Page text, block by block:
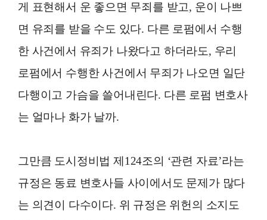
게 표현해서 운 좋으면 무죄를 받고, 운이 나쁘
면 유죄를 받을 수도 있다. 다른 로펌에서 수행
한 사건에서 유죄가 나왔다고 하더라도, 우리
로펌에서 수행한 사건에서 무죄가 나오면 일단
다행이고 가슴을 쓸어내린다. 다른 로펌 변호사
는 얼마나 화가 날까.
그만큼 도시정비법 제124조의 ‘관련 자료’라는
규정은 동료 변호사들 사이에서도 문제가 많다
는 의견이 다수이다. 위 규정은 위헌의 소지도